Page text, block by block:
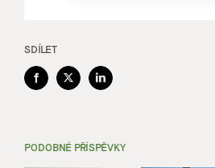
SDÍLET
Facebook
X LinkedIn
PODOBNÉ PŘÍSPĚVKY